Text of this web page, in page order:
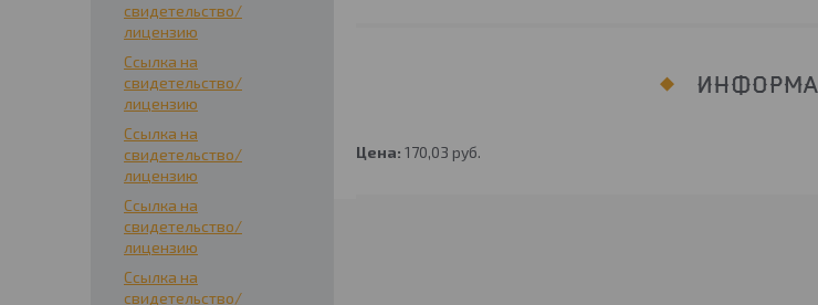
Цена: 170,03 руб.
свидетельство/
лицензию
Ссылка на
свидетельство/
лицензию
Ссылка на
свидетельство/
лицензию
Ссылка на
свидетельство/
лицензию
Ссылка на
свидетельство/